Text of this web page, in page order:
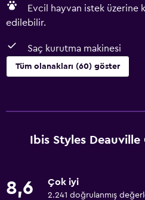
Evcil hayvan istek üzerine
edilebilir.
Saç kurutma makinesi
Tüm olanakları (60) göster
Ücretsiz WiFi
Yangın söndürücü
Ibis Styles Deauville
8,6 Çok iyi
2.241 doğrulanmış